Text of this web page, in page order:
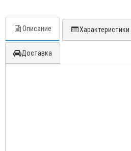
Описание Характеристики
Доставка